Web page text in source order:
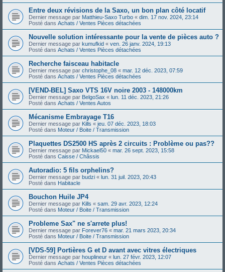
Entre deux révisions de la Saxo, un bon plan côté locatif
Dernier message par Matthieu-Saxo Turbo « dim. 17 nov. 2024, 23:14
Posté dans Achats / Ventes Pièces détachées
Nouvelle solution intéressante pour la vente de pièces auto ?
Dernier message par kumufkid « ven. 26 janv. 2024, 19:13
Posté dans Achats / Ventes Pièces détachées
Recherche faisceau habitacle
Dernier message par christophe_08 « mar. 12 déc. 2023, 07:59
Posté dans Achats / Ventes Pièces détachées
[VEND-BEL] Saxo VTS 16V noire 2003 - 148000km
Dernier message par BelgoSax « lun. 11 déc. 2023, 21:26
Posté dans Achats / Ventes Autos
Mécanisme Embrayage T16
Dernier message par Kills « jeu. 07 déc. 2023, 18:03
Posté dans Moteur / Boite / Transmission
Plaquettes DS2500 HS après 2 circuits : Problème ou pas??
Dernier message par Mickael50 « mar. 26 sept. 2023, 15:58
Posté dans Caisse / Châssis
Autoradio: 5 fils orphelins?
Dernier message par budzi « lun. 31 juil. 2023, 20:43
Posté dans Habitacle
Bouchon Huile JP4
Dernier message par Kills « sam. 29 avr. 2023, 12:24
Posté dans Moteur / Boite / Transmission
Probleme Sax" ne s'arrete plus!
Dernier message par Forever76 « mar. 21 mars 2023, 20:34
Posté dans Moteur / Boite / Transmission
[VDS-59] Portières G et D avant avec vitres électriques
Dernier message par houplineur « lun. 27 févr. 2023, 12:07
Posté dans Achats / Ventes Pièces détachées